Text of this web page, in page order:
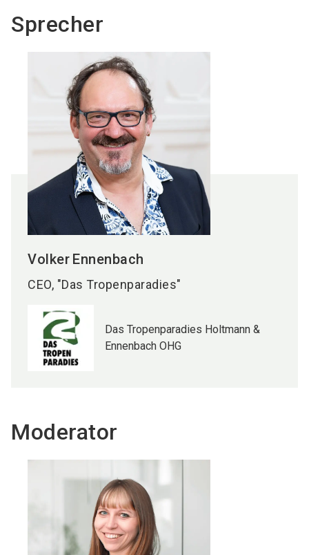
Sprecher
Volker Ennenbach
CEO, "Das Tropenparadies"
Das Tropenparadies Holtmann &
Ennenbach OHG
Moderator